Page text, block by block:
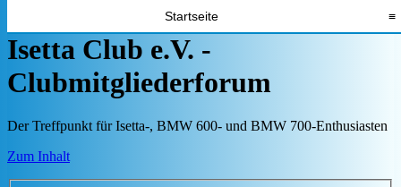
Startseite ≡
Isetta Club e.V. -
Clubmitgliederforum
Der Treffpunkt für Isetta-, BMW 600- und BMW 700-Enthusiasten
Zum Inhalt